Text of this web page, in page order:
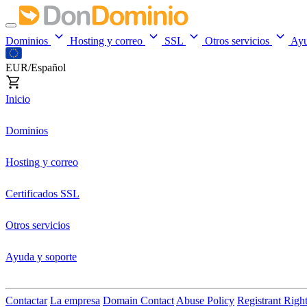
Dominios Hosting y correo SSL Otros servicios
EUR/Español
Inicio
Dominios
Hosting y correo
Certificados SSL
Otros servicios
Ayuda y soporte
Contactar La empresa Domain Contact Abuse Policy Registrant